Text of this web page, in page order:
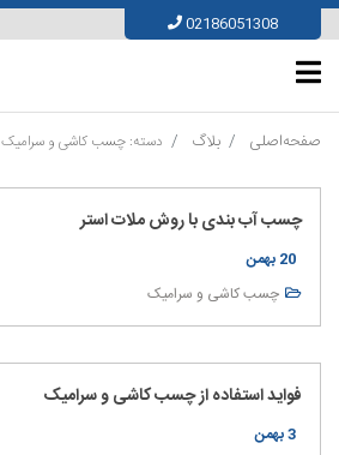
Skip
to
content
02186051308
صفحه‌اصلی بلاگ دسته: چسب کاشی و سرامیک
چسب آب بندی با روش ملات استر
20 بهمن
چسب کاشی و سرامیک
فواید استفاده از چسب کاشی و سرامیک
3 بهمن